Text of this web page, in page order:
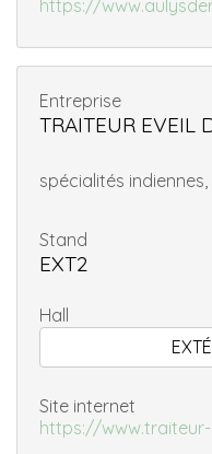
https://
Entreprise
TRAITEUR EVEIL
spécialités
Stand
EXT2
Hall
Site internet
https://